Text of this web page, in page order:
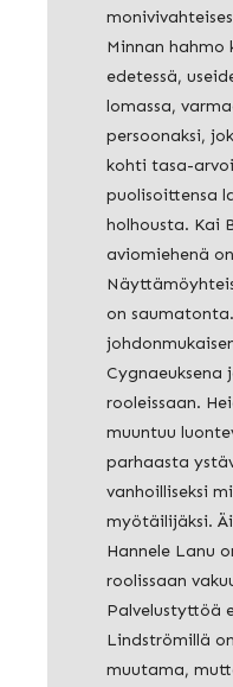
Minnan hahmo
edetessä,
lomassa,
persoonaksi,
kohti tasa-
puolisoittensa
holhousta. Kai
aviomiehenä
on
Cygnaeuksena
rooleissaan.
muuntuu
parhaasta
vanhoilliseksi
myötäilijäksi.
Hannele Lanu
roolissaan
Palvelustyttöä
Lindströmillä
muutama,